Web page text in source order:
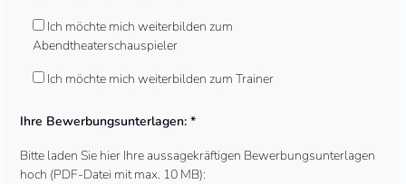
Ich möchte mich weiterbilden zum
Abendtheaterschauspieler
Ich möchte mich weiterbilden zum Trainer
Ihre Bewerbungsunterlagen: *
Bitte laden Sie hier Ihre aussagekräftigen Bewerbungsunterlagen
hoch (PDF-Datei mit max. 10 MB):